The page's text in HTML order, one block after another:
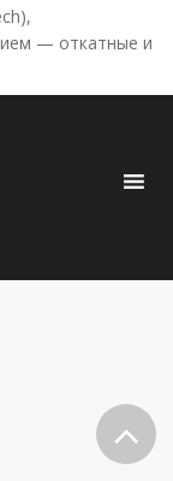
— откатные и